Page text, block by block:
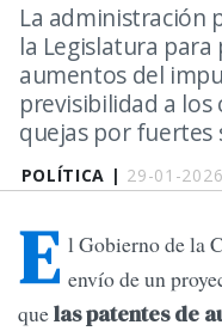
POLÍTICA | 29-01-
La administración
la Legislatura
aumentos del
previsibilidad a
quejas por fuertes
E l Gobierno de la
envío de un
quelas patentes de